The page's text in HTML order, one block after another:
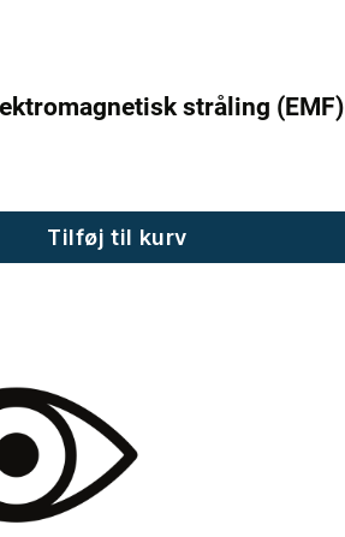
stråling (EMF)
Tilføj til kurv